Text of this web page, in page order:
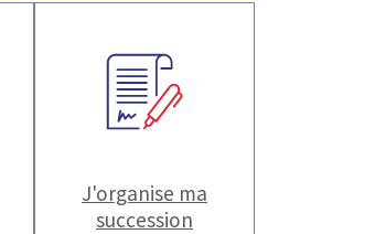
J'organise ma
succession